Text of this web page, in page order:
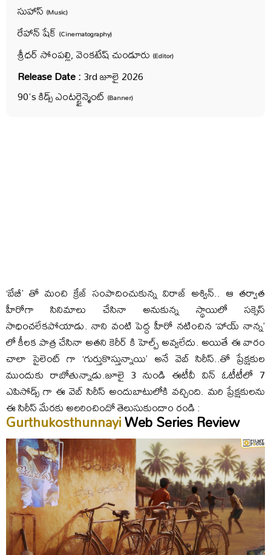
సుహాస్ (Music)
రేహాన్ షేక్ (Cinematography)
శ్రీధర్ సోంపల్లి, వెంకటేష్ చుండూరు (Editor)
Release Date :3rd జూలై 2026
90's కిడ్స్ ఎంటర్టైన్మెంట్ (Banner)
‘బేబీ’ తో మంచి క్రేజ్ సంపాదించుకున్న విరాజ్ అశ్విన్.. ఆ తర్వాత
హీరోగా సినిమాలు చేసినా అనుకున్న స్థాయిలో సక్సెస్
సాధించలేకపోయాడు. నాని వంటి పెద్ద హీరో నటించిన ‘హాయ్ నాన్న’
లో కీలక పాత్ర చేసినా అతని కెరీర్ కి హెల్ప్ అవ్వలేదు. అయితే ఈ వారం
చాలా సైలెంట్ గా ‘గుర్తుకొస్తున్నాయి’ అనే వెబ్ సిరీస్..తో ప్రేక్షకుల
ముందుకు రాబోతున్నాడు.జూలై 3 నుండి ఈటీవీ విన్ ఓటీటీలో 7
ఎపిసోడ్స్ గా ఈ వెబ్ సిరీస్ అందుబాటులోకి వచ్చింది. మరి ప్రేక్షకులను
ఈ సిరీస్ మేరకు అలరించిందో తెలుసుకుందాం రండి :
GurthukosthunnayiWeb Series Review